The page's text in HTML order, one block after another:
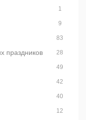
1
9
83
праздников 28
49
42
40
12